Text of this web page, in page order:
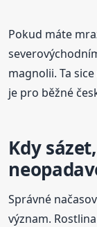
Pokud máte
magnolii. Ta
je pro běžné
Kdy
Správné
význam.